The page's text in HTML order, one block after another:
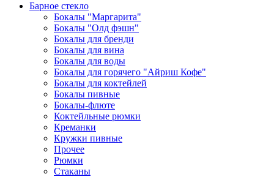
Барное стекло
Бокалы "Маргарита"
Бокалы "Олд фэшн"
Бокалы для бренди
Бокалы для вина
Бокалы для воды
Бокалы для горячего "Айриш Кофе"
Бокалы для коктейлей
Бокалы пивные
Бокалы-флюте
Коктейльные рюмки
Креманки
Кружки пивные
Прочее
Рюмки
Стаканы